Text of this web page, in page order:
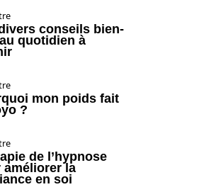
conseils bien-
quotidien à
mon poids fait
?
de l’hypnose
améliorer la
en soi